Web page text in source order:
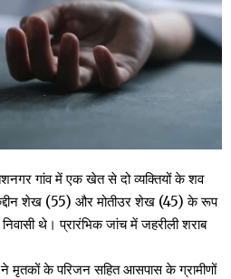
गांव में एक खेत से दो व्यक्तियों के शव
शेख (55) और मोतीउर शेख (45) के रूप
थे। प्रारंभिक जांच में जहरीली शराब
ने मृतकों के परिजन सहित आसपास के ग्रामीणों